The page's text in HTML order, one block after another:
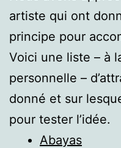
artiste qui ont
principe pour
Voici une liste – à
personnelle –
donné et sur
pour tester l’idée.
Abayas